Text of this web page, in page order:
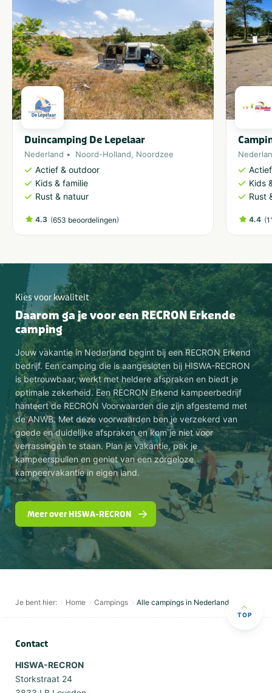
Duincamping De Lepelaar
Nederland Noord-Holland, Noordzee
Actief & outdoor
Kids & familie
Rust & natuur
4.3 (653 beoordelingen)
Kids
Rust
4.4 (
Kies voor kwaliteit
Daarom ga je voor een RECRON Erkende
camping
Jouw vakantie in Nederland begint bij een RECRON Erkend
bedrijf. Een camping die is aangesloten bij HISWA-RECRON
is betrouwbaar, werkt met heldere afspraken en biedt je
optimale zekerheid. Een RECRON Erkend kampeerbedrijf
hanteert de RECRON Voorwaarden die zijn afgestemd met
de ANWB. Met deze voorwaarden ben je verzekerd van
goede en duidelijke afspraken en kom je niet voor
verrassingen te staan. Plan je vakantie, pak je
kampeerspullen en geniet van een zorgeloze
kampeervakantie in eigen land.
Meer over HISWA-RECRON
Je bent hier: Home Campings Alle campings in Nederland
TOP
Contact
HISWA-RECRON
Storkstraat 24